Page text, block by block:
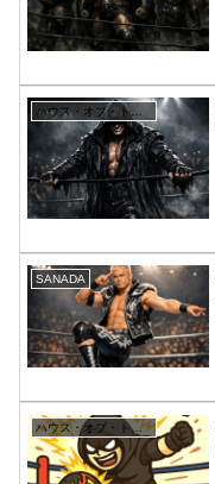
ハウス・オブ・トーチャー
SANADA
ハウス・オブ・トーチャー